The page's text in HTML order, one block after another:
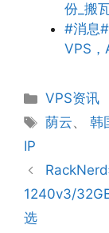
份_搬
#消息
VPS
分
类
VPS资讯
标
荫云、韩
IP
1240v3/
选